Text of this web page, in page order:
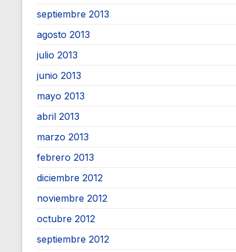
septiembre 2013
agosto 2013
julio 2013
junio 2013
mayo 2013
abril 2013
marzo 2013
febrero 2013
diciembre 2012
noviembre 2012
octubre 2012
septiembre 2012